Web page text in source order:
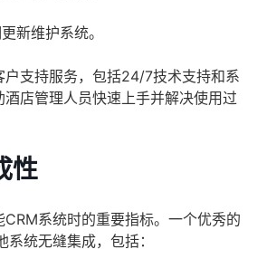
新维护系统。
户支持服务，包括24/7技术支持和系
店管理人员快速上手并解决使用过
性
CRM系统时的重要指标。一个优秀的
统无缝集成，包括：